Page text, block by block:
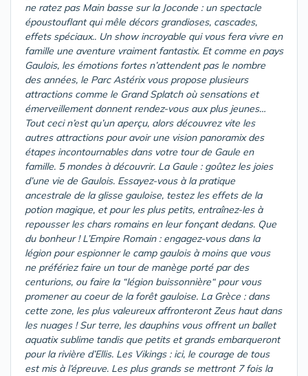
ne ratez pas Main basse sur la Joconde : un spectacle
époustouflant qui mêle décors grandioses, cascades,
effets spéciaux.. Un show incroyable qui vous fera vivre en
famille une aventure vraiment fantastix. Et comme en pays
Gaulois, les émotions fortes n’attendent pas le nombre
des années, le Parc Astérix vous propose plusieurs
attractions comme le Grand Splatch où sensations et
émerveillement donnent rendez-vous aux plus jeunes…
Tout ceci n’est qu’un aperçu, alors découvrez vite les
autres attractions pour avoir une vision panoramix des
étapes incontournables dans votre tour de Gaule en
famille. 5 mondes à découvrir. La Gaule : goûtez les joies
d’une vie de Gaulois. Essayez-vous à la pratique
ancestrale de la glisse gauloise, testez les effets de la
potion magique, et pour les plus petits, entraînez-les à
repousser les chars romains en leur fonçant dedans. Que
du bonheur ! L’Empire Romain : engagez-vous dans la
légion pour espionner le camp gaulois à moins que vous
ne préfériez faire un tour de manège porté par des
centurions, ou faire la “légion buissonnière“ pour vous
promener au coeur de la forêt gauloise. La Grèce : dans
cette zone, les plus valeureux affronteront Zeus haut dans
les nuages ! Sur terre, les dauphins vous offrent un ballet
aquatix sublime tandis que petits et grands embarqueront
pour la rivière d’Ellis. Les Vikings : ici, le courage de tous
est mis à l’épreuve. Les plus grands se mettront 7 fois la